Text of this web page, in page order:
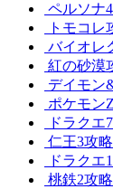
ペルソナ
トモコレ
バイオレ
紅の砂漠
デイモン
ポケモン
ドラクエ
仁王3攻略
ドラクエ
桃鉄2攻略